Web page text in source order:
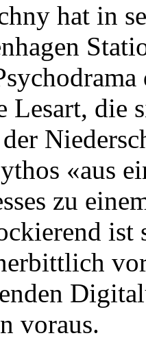
hat in
Lesart, die
«aus
zu
voraus.